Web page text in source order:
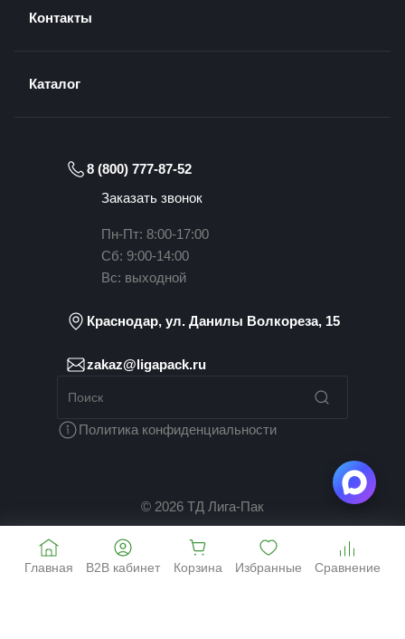
Контакты
Каталог
8 (800) 777-87-52
Заказать звонок
Пн-Пт: 8:00-17:00
Сб: 9:00-14:00
Вс: выходной
Краснодар, ул. Данилы Волкореза, 15
zakaz@ligapack.ru
Политика конфиденциальности
© 2026 ТД Лига-Пак
Главная B2B кабинет Корзина Избранные Сравнение